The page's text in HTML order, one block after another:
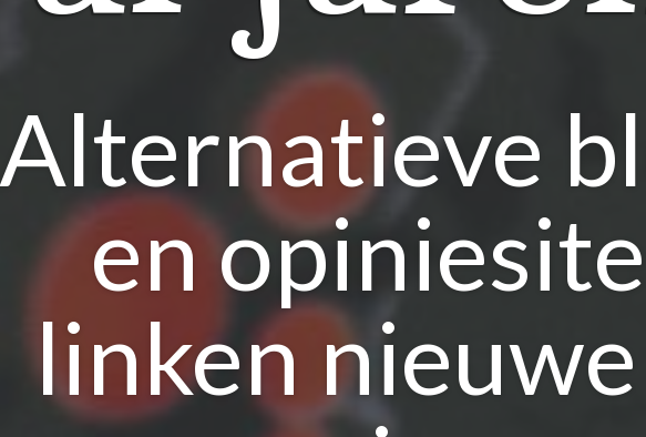
Alternatieve
en
linken